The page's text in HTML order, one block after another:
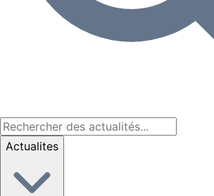
Actualites